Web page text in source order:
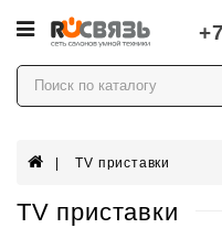
Категории
Apple
Смартфоны
TV приставки
TV приставки